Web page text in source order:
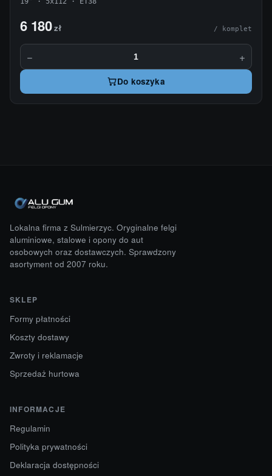
6 180zł / komplet
− +
Do koszyka
Lokalna firma z Sulmierzyc. Oryginalne felgi
aluminiowe, stalowe i opony do aut
osobowych oraz dostawczych. Sprawdzony
asortyment od 2007 roku.
SKLEP
Formy płatności
Koszty dostawy
Zwroty i reklamacje
Sprzedaż hurtowa
INFORMACJE
Regulamin
Polityka prywatności
Deklaracja dostępności